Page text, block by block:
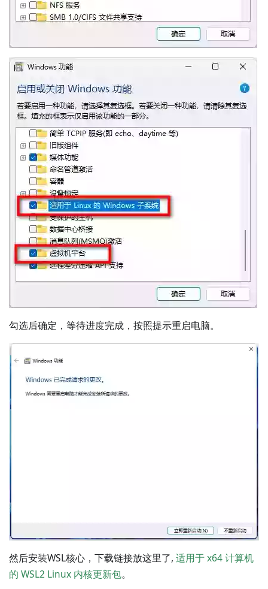
勾选后确定，等待进度完成，按照提示重启电脑。
然后安装WSL核心，下载链接放这里了,适用于 x64 计算机
的 WSL2 Linux 内核更新包。